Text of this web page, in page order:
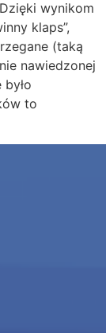
wynikom
klaps”,
(taką
nawiedzonej
to